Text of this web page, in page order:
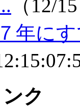
（12/
年に
ク